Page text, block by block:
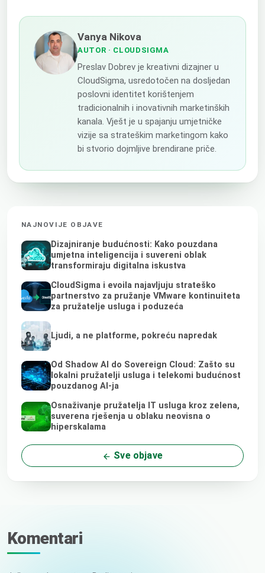
Vanya Nikova
AUTOR · CLOUDSIGMA
Preslav Dobrev je kreativni dizajner u
CloudSigma, usredotočen na dosljedan
poslovni identitet korištenjem
tradicionalnih i inovativnih marketinških
kanala. Vješt je u spajanju umjetničke
vizije sa strateškim marketingom kako
bi stvorio dojmljive brendirane priče.
NAJNOVIJE OBJAVE
Dizajniranje budućnosti: Kako pouzdana
umjetna inteligencija i suvereni oblak
transformiraju digitalna iskustva
CloudSigma i evoila najavljuju strateško
partnerstvo za pružanje VMware kontinuiteta
za pružatelje usluga i poduzeća
Ljudi, a ne platforme, pokreću napredak
Od Shadow AI do Sovereign Cloud: Zašto su
lokalni pružatelji usluga i telekomi budućnost
pouzdanog AI-ja
Osnaživanje pružatelja IT usluga kroz zelena,
suverena rješenja u oblaku neovisna o
hiperskalama
Sve objave
Komentari